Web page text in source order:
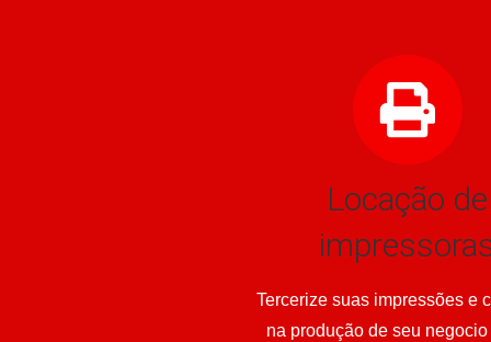
Locação de
Tercerize suas impressões e
na produção de seu